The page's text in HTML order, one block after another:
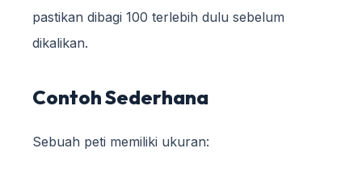
pastikan dibagi 100 terlebih dulu sebelum
dikalikan.
Contoh Sederhana
Sebuah peti memiliki ukuran: